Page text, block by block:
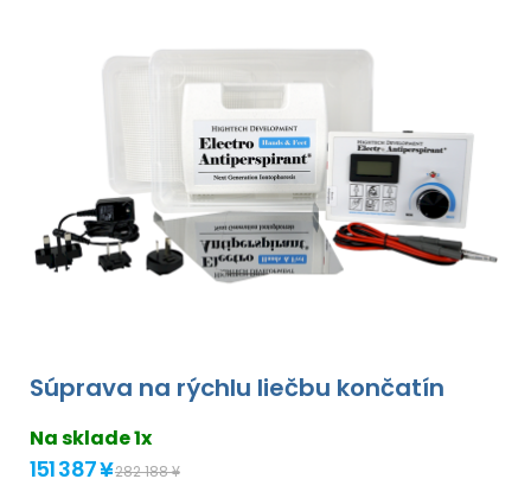
Súprava na rýchlu liečbu končatín
Na sklade 1x
151 387 ¥282 188 ¥